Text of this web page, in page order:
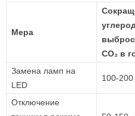
Мера
CO₂ в
Замена ламп на
LED
100-200
Отключение